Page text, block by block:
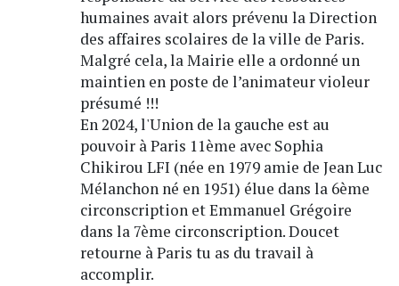
humaines avait alors prévenu la Direction
des affaires scolaires de la ville de Paris.
Malgré cela, la Mairie elle a ordonné un
maintien en poste de l’animateur violeur
présumé !!!
En 2024, l'Union de la gauche est au
pouvoir à Paris 11ème avec Sophia
Chikirou LFI (née en 1979 amie de Jean Luc
Mélanchon né en 1951) élue dans la 6ème
circonscription et Emmanuel Grégoire
dans la 7ème circonscription. Doucet
retourne à Paris tu as du travail à
accomplir.